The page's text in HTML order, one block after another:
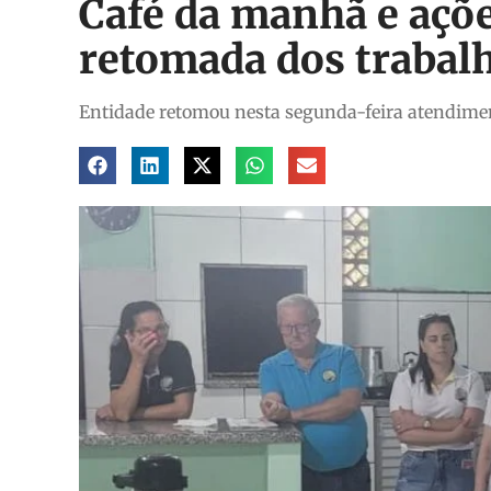
Café da manhã e
retomada dos
Entidade retomou nesta segunda-feira